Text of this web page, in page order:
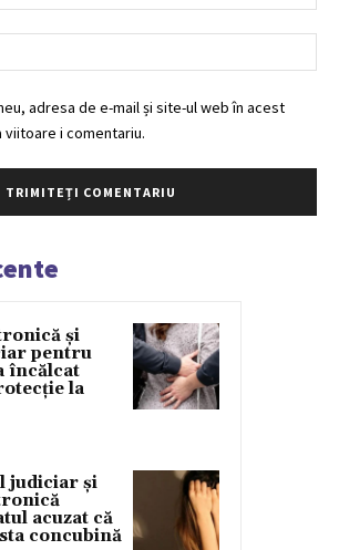
adresa de e-mail și site-ul web în acest
i comentariu.
și
pentru
încălcat
la
judiciar și
acuzat că
concubină